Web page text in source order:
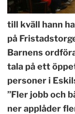
till kväll hann
på
Barnens
tala på ett
personer i
”Fler jobb och
ner applåder